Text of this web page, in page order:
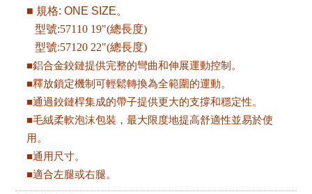
■ 規格: ONE SIZE。
型號:57110 19"(總長度)
型號:57120 22"(總長度)
■鋁合金鉸鏈提供完整的彎曲和伸展運動控制。
■釋放鎖定機制可輕鬆轉換為全範圍的運動。
■通過鉸鏈桿集成的帶子提供更大的支撐和穩定性。
■毛絨柔軟泡沫包裝，最大限度地提高舒適性並易於使
用。
■通用尺寸。
■適合左腿或右腿。